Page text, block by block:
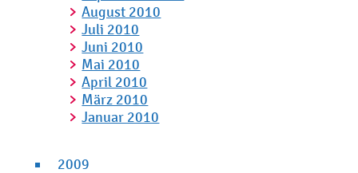
August 2010
Juli 2010
Juni 2010
Mai 2010
April 2010
März 2010
Januar 2010
2009